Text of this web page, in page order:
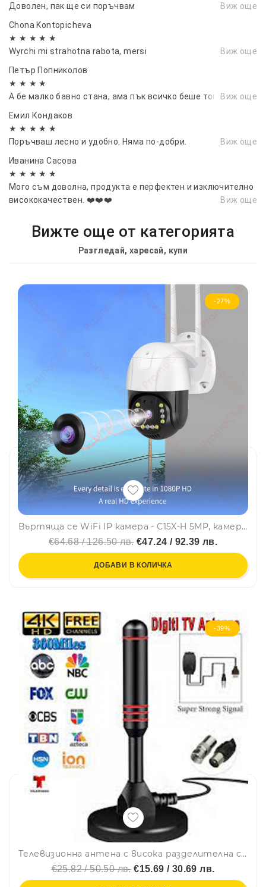
-След като инсталирате приложението е
- Натиснете "+" иконата и след това "Add device
ID" и сканирайте QR кода на КАМЕРАТА.
Крепежни елементи
Стойка
Соларен панел
Камера с антени
USB кабел за свързване към ел. мрежата
Упътване на английски
Доволен, пак ще си поръчвам
Виж още
Chona Kontopicheva
★ ★ ★ ★ ★
Wyrchi mi strahotna rabota, mersi
Виж още
Петър Попниколов
★ ★ ★ ★
А бе малко бавно стана, ама пък всичко беше топ.
Виж още
Емил Кондаков
★ ★ ★ ★ ★
Поръчваш лесно и удобно. Няма по-добри.
Виж още
Иванина Сасовa
★ ★ ★ ★ ★
Мого съм доволна, продукта е перфектен и изключително
висококачествен. ❤️❤️❤️
Виж още
Вижте още от категорията
Разгледай, харесай, купи
-27%
Въртяща се WiFi IP камера - C15X-H 5MP, камера за видеонаблюдение с фиксиран фокус, със слот SD карта, V380, SMARTHOME
€64.68 / 126.50 лв.€47.24 / 92.39 лв.
ДОБАВИ В КОЛИЧКА
-39%
Tелевизионна антена с висока разделителна способност HDTV HOTV-3011
€25.82 / 50.50 лв.€15.69 / 30.69 лв.